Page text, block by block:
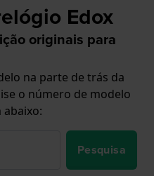
Edox
originais para
na parte de trás da
o número de modelo
abaixo:
Pesquisa